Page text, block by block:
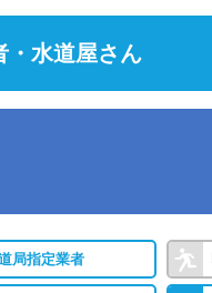
・水道屋さん
局指定業者